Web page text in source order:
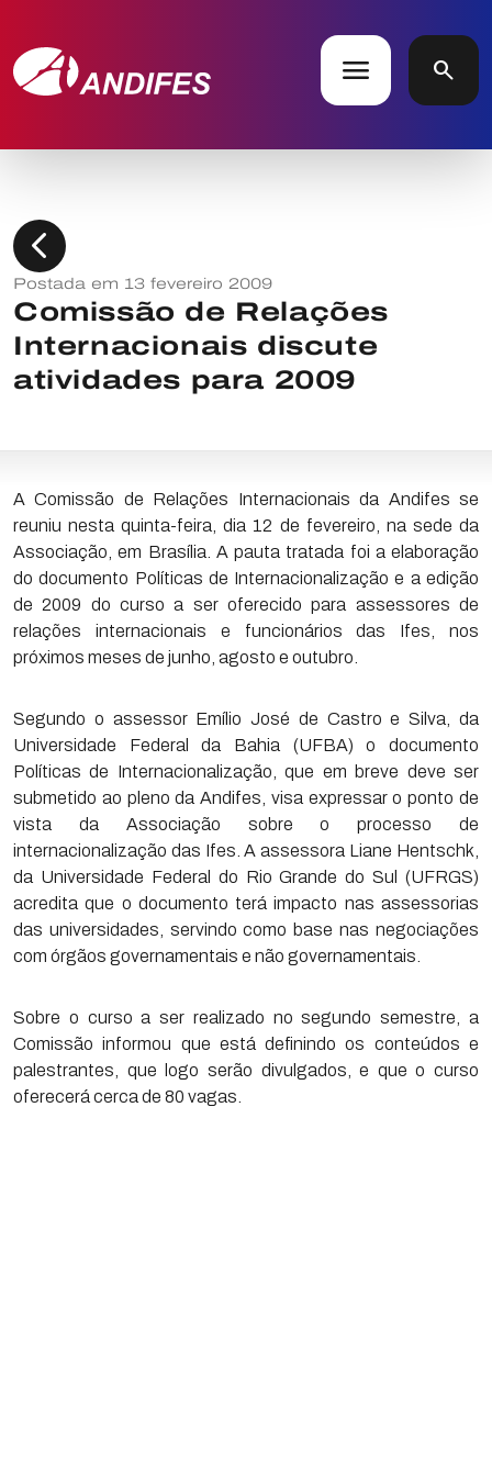
menu search
chevron_left
Postada em 13 fevereiro 2009
Comissão de Relações
Internacionais discute
atividades para 2009
A Comissão de Relações Internacionais da Andifes se
reuniu nesta quinta-feira, dia 12 de fevereiro, na sede da
Associação, em Brasília. A pauta tratada foi a elaboração
do documento Políticas de Internacionalização e a edição
de 2009 do curso a ser oferecido para assessores de
relações internacionais e funcionários das Ifes, nos
próximos meses de junho, agosto e outubro.
Segundo o assessor Emílio José de Castro e Silva, da
Universidade Federal da Bahia (UFBA) o documento
Políticas de Internacionalização, que em breve deve ser
submetido ao pleno da Andifes, visa expressar o ponto de
vista da Associação sobre o processo de
internacionalização das Ifes. A assessora Liane Hentschk,
da Universidade Federal do Rio Grande do Sul (UFRGS)
acredita que o documento terá impacto nas assessorias
das universidades, servindo como base nas negociações
com órgãos governamentais e não governamentais.
Sobre o curso a ser realizado no segundo semestre, a
Comissão informou que está definindo os conteúdos e
palestrantes, que logo serão divulgados, e que o curso
oferecerá cerca de 80 vagas.